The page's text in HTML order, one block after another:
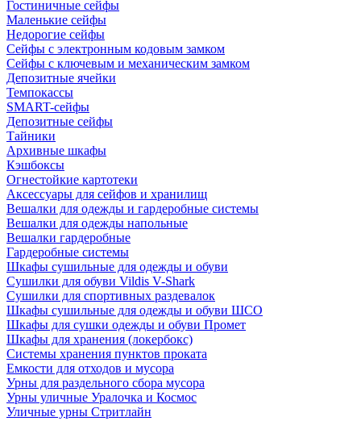
Гостиничные сейфы
Маленькие сейфы
Недорогие сейфы
Сейфы с электронным кодовым замком
Сейфы с ключевым и механическим замком
Депозитные ячейки
Темпокассы
SMART-сейфы
Депозитные сейфы
Тайники
Архивные шкафы
Кэшбоксы
Огнестойкие картотеки
Аксессуары для сейфов и хранилищ
Вешалки для одежды и гардеробные системы
Вешалки для одежды напольные
Вешалки гардеробные
Гардеробные системы
Шкафы сушильные для одежды и обуви
Сушилки для обуви Vildis V-Shark
Сушилки для спортивных раздевалок
Шкафы сушильные для одежды и обуви ШСО
Шкафы для сушки одежды и обуви Промет
Шкафы для хранения (локербокс)
Системы хранения пунктов проката
Емкости для отходов и мусора
Урны для раздельного сбора мусора
Урны уличные Уралочка и Космос
Уличные урны Стритлайн